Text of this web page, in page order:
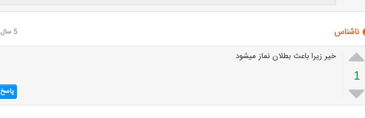
ناشناس 5 سال قبل

1

خیر زیرا باعث بطلان نماز میشود
پاسخ